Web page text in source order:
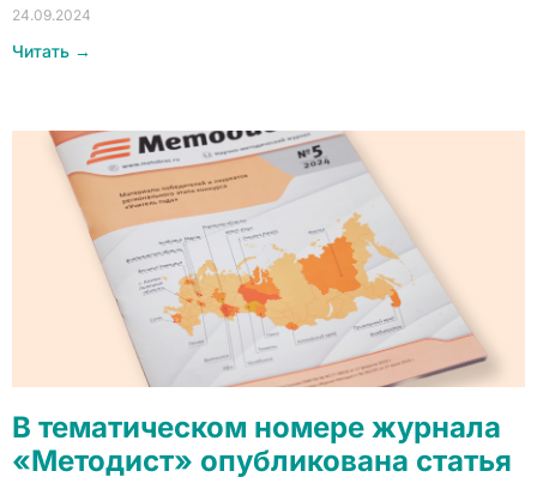
24.09.2024
Читать →
В тематическом номере журнала
«Методист» опубликована статья